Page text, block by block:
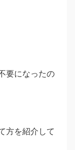
要になったの
方を紹介して